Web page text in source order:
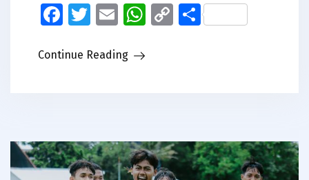
Facebook
Twitter
EmailWhatsApp
CopyShare
Continue Reading